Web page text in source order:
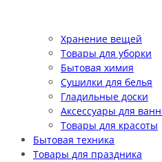
Хранение вещей
Товары для уборки
Бытовая химия
Сушилки для белья
Гладильные доски
Аксессуары для
Товары для красоты
Бытовая техника
Товары для праздника